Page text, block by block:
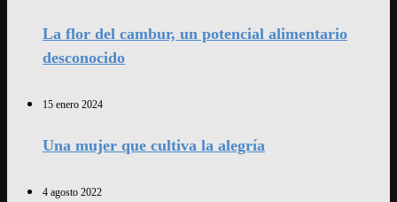
La flor del cambur, un potencial alimentario
desconocido
15 enero 2024
Una mujer que cultiva la alegría
4 agosto 2022